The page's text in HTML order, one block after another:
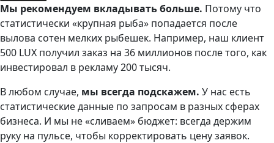
Мы рекомендуем вкладывать больше. Потому что
статистически «крупная рыба» попадается после
вылова сотен мелких рыбешек. Например, наш клиент
500 LUX получил заказ на 36 миллионов после того, как
инвестировал в рекламу 200 тысяч.
В любом случае, мы всегда подскажем. У нас есть
статистические данные по запросам в разных сферах
бизнеса. И мы не «сливаем» бюджет: всегда держим
руку на пульсе, чтобы корректировать цену заявок.